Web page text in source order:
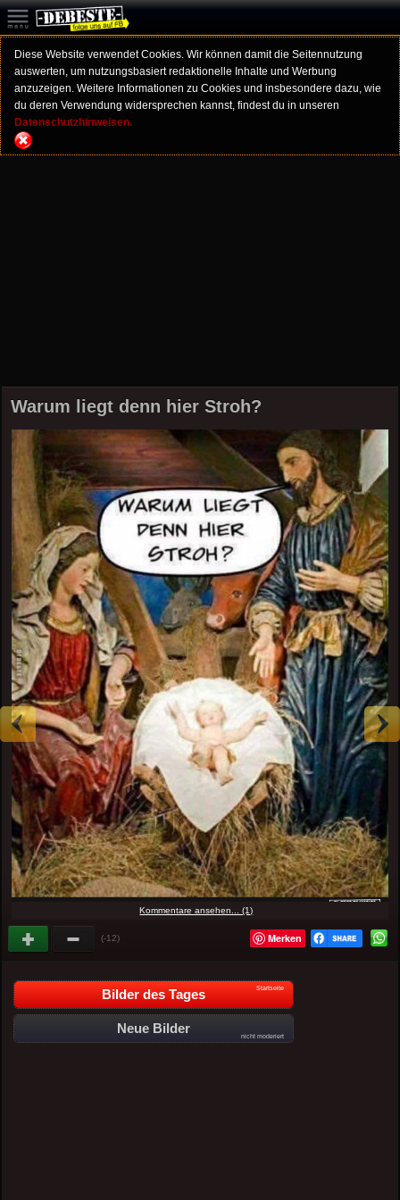
Diese Website verwendet Cookies. Wir können damit die Seitennutzung
auswerten, um nutzungsbasiert redaktionelle Inhalte und Werbung
anzuzeigen. Weitere Informationen zu Cookies und insbesondere dazu, wie
du deren Verwendung widersprechen kannst, findest du in unseren
Datenschutzhinweisen.
Warum liegt denn hier Stroh?
Kommentare ansehen... (1)
(-12) Merken
Bilder des Tages Startseite
Neue Bilder
nicht moderiert